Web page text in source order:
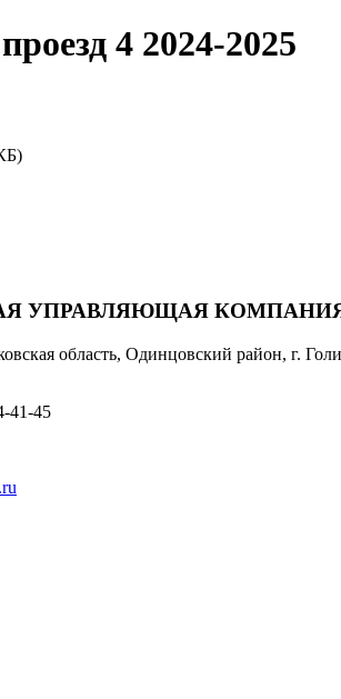
4 2024-2025
УПРАВЛЯЮЩАЯ
область, Одинцовский район, г.
41-45